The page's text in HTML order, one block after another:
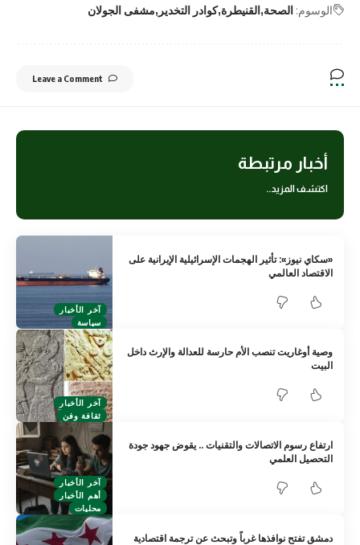
الوسوم: الصحة القنيطرة كوادر التخدير مشفى الجولان
Leave a Comment
أخبار مرتبطة
اكتشف المزيد..
آخر الأخبار
سياسة
‏«سكاي نيوز»: تأثير الهجمات الإسرائيلية الإيرانية على
الاقتصاد العالمي
آخر الأخبار
ثقافة وفن
وصية أوغاريت تنصب الأم حارسة للعدالة والإرث داخل
البيت
آخر الأخبار
أهم الأخبار
محليات
ارتفاع رسوم الاتصالات والتقنيات .. يقوض جهود جودة
التحصيل العلمي
دمشق تفتح نوافذها غرباً وتبحث عن ترجمة اقتصادية